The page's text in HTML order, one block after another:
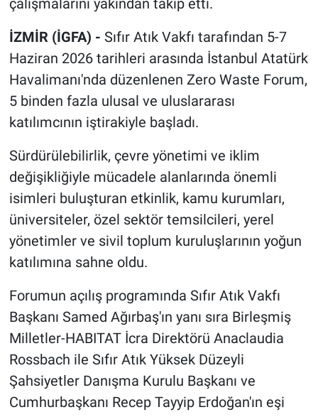
çalışmalarını yakından takip etti.
İZMİR (İGFA) - Sıfır Atık Vakfı tarafından 5-7
Haziran 2026 tarihleri arasında İstanbul Atatürk
Havalimanı'nda düzenlenen Zero Waste Forum,
5 binden fazla ulusal ve uluslararası
katılımcının iştirakiyle başladı.
Sürdürülebilirlik, çevre yönetimi ve iklim
değişikliğiyle mücadele alanlarında önemli
isimleri buluşturan etkinlik, kamu kurumları,
üniversiteler, özel sektör temsilcileri, yerel
yönetimler ve sivil toplum kuruluşlarının yoğun
katılımına sahne oldu.
Forumun açılış programında Sıfır Atık Vakfı
Başkanı Samed Ağırbaş'ın yanı sıra Birleşmiş
Milletler-HABITAT İcra Direktörü Anaclaudia
Rossbach ile Sıfır Atık Yüksek Düzeyli
Şahsiyetler Danışma Kurulu Başkanı ve
Cumhurbaşkanı Recep Tayyip Erdoğan'ın eşi